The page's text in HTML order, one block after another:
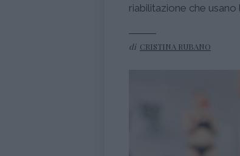
riabilitazione che
di CRISTINA RUBANO